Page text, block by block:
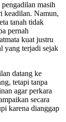
masih
keadilan. Namun,
tanah tidak
pernah
kuat justru
yang terjadi sejak
datang ke
tetapi tanpa
agar perkara
secara
karena dianggap